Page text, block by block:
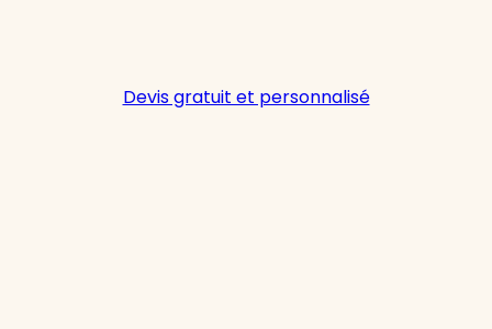
Devis gratuit et personnalisé